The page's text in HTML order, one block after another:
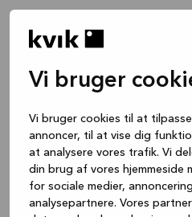
Vi bruger
Vi bruger cookies til at
annoncer, til at vise dig
at analysere vores trafik. Vi
din brug af vores hjemmeside
for sociale medier,
analysepartnere. Vores